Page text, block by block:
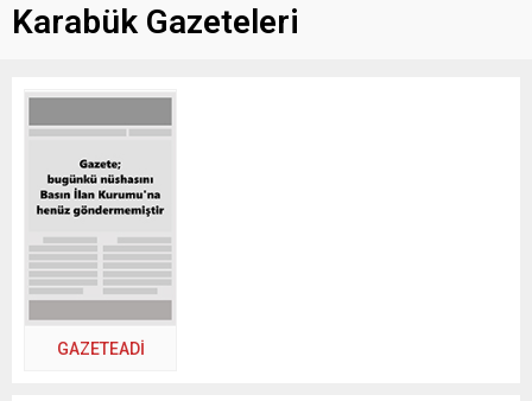
Karabük Gazeteleri
GAZETEADI